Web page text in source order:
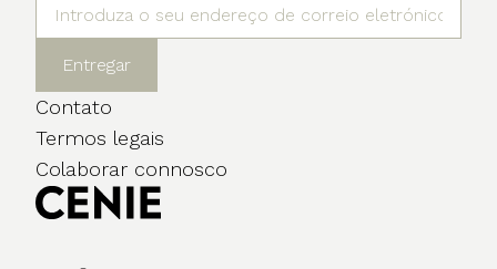
Entregar
Contato
Termos legais
Colaborar connosco